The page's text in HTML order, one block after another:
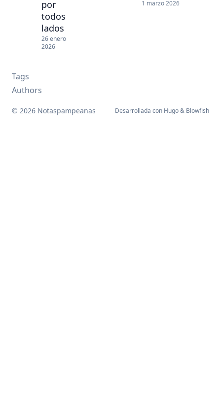
por
todos
lados
26 enero
2026
1 marzo 2026
Tags
Authors
© 2026 Notaspampeanas Desarrollada con Hugo& Blowfish